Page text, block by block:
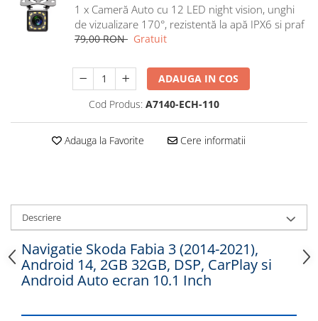
Navigatii Honda
Navigatii Jeep
Navigatii Land Rover
Navigatii Iveco
Navigatii Chrysler
Navigatii 2 DIN
Navigatii 1 DIN
Navigatie GPS Portabil
Accesorii navigatii
1 x Cameră Auto cu 12 LED night vision, unghi
de vizualizare 170°, rezistentă la apă IPX6 si praf
79,00 RON Gratuit
ADAUGA IN COS
Cod Produs: A7140-ECH-110
Adauga la Favorite Cere informatii
Descriere
Navigatie Skoda Fabia 3 (2014-2021),
Android 14, 2GB 32GB, DSP, CarPlay si
Android Auto ecran 10.1 Inch